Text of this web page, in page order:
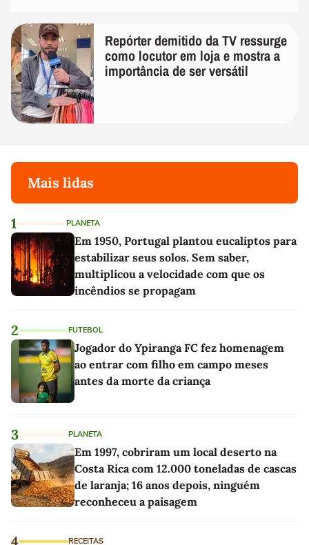
Repórter demitido da TV ressurge
como locutor em loja e mostra a
importância de ser versátil
Mais lidas
1 PLANETA
Em 1950, Portugal plantou eucaliptos para
estabilizar seus solos. Sem saber,
multiplicou a velocidade com que os
incêndios se propagam
2 FUTEBOL
Jogador do Ypiranga FC fez homenagem
ao entrar com filho em campo meses
antes da morte da criança
3 PLANETA
Em 1997, cobriram um local deserto na
Costa Rica com 12.000 toneladas de cascas
de laranja; 16 anos depois, ninguém
reconheceu a paisagem
4 RECEITAS